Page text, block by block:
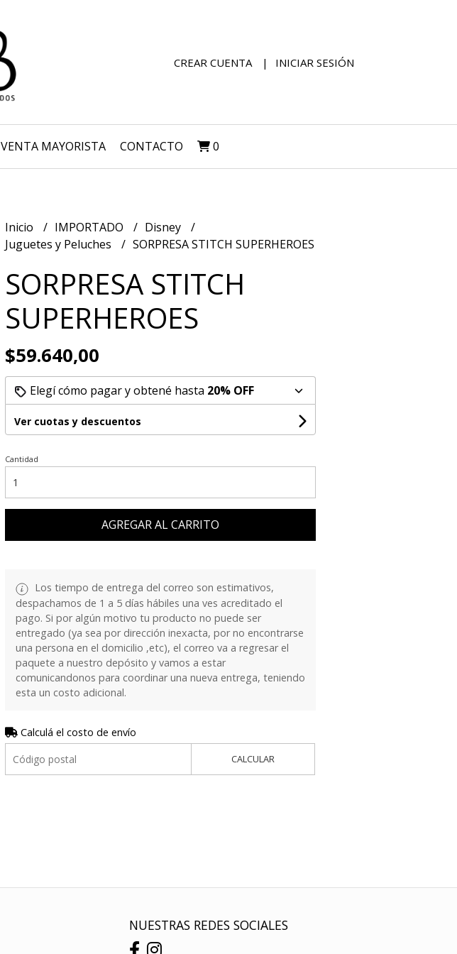
CREAR CUENTA INICIAR SESIÓN
VENTA MAYORISTA CONTACTO 0
Inicio IMPORTADO
Disney
Juguetes y Peluches
SORPRESA STITCH SUPERHEROES
SORPRESA STITCH
SUPERHEROES
$59.640,00
Elegí cómo pagar y obtené hasta 20% OFF
Ver cuotas y descuentos
Cantidad
AGREGAR AL CARRITO
Los tiempo de entrega del correo son estimativos,
despachamos de 1 a 5 días hábiles una ves acreditado el
pago. Si por algún motivo tu producto no puede ser
entregado (ya sea por dirección inexacta, por no encontrarse
una persona en el domicilio ,etc), el correo va a regresar el
paquete a nuestro depósito y vamos a estar
comunicandonos para coordinar una nueva entrega, teniendo
esta un costo adicional.
Calculá el costo de envío
CALCULAR
NUESTRAS REDES SOCIALES